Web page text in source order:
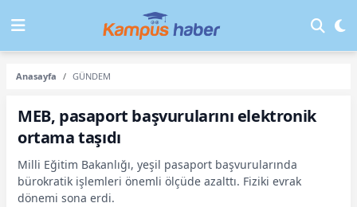
Anasayfa GÜNDEM
MEB, pasaport başvurularını elektronik
ortama taşıdı
Milli Eğitim Bakanlığı, yeşil pasaport başvurularında
bürokratik işlemleri önemli ölçüde azalttı. Fiziki evrak
dönemi sona erdi.